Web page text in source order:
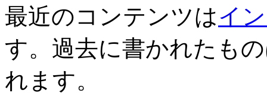
最近のコンテンツはイ
す。過去に書かれたも
れます。